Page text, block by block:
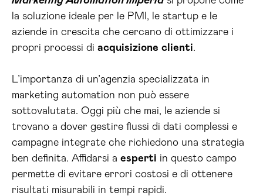
la soluzione ideale per le PMI, le startup e le
aziende in crescita che cercano di ottimizzare i
propri processi di acquisizione clienti.
L’importanza di un’agenzia specializzata in
marketing automation non può essere
sottovalutata. Oggi più che mai, le aziende si
trovano a dover gestire flussi di dati complessi e
campagne integrate che richiedono una strategia
ben definita. Affidarsi a esperti in questo campo
permette di evitare errori costosi e di ottenere
risultati misurabili in tempi rapidi.